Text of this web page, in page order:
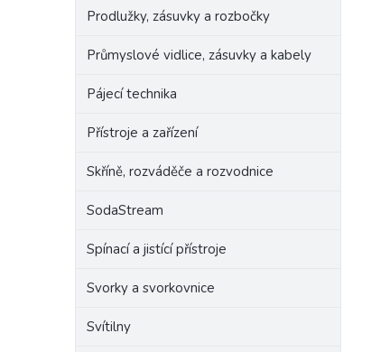
Prodlužky, zásuvky a rozbočky
Průmyslové vidlice, zásuvky a kabely
Pájecí technika
Přístroje a zařízení
Skříně, rozváděče a rozvodnice
SodaStream
Spínací a jistící přístroje
Svorky a svorkovnice
Svítilny